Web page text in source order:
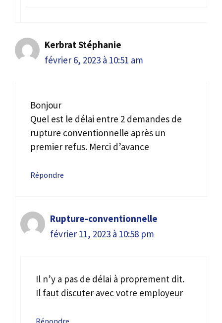
Kerbrat Stéphanie
février 6, 2023 à 10:51 am
Bonjour
Quel est le délai entre 2 demandes de
rupture conventionnelle après un
premier refus. Merci d’avance
Répondre
Rupture-conventionnelle
février 11, 2023 à 10:58 pm
Il n’y a pas de délai à proprement dit.
Il faut discuter avec votre employeur